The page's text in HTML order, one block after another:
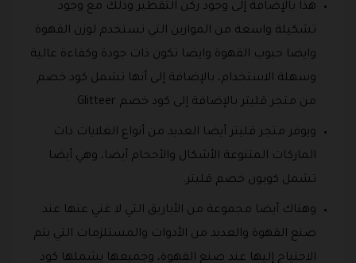
هذا بالإضافة إلى وجود ركن التقطير وذلك مع وجود
تشكيلة واسعة من الموازين التي تستخدم لوزن القهوة
وايضا حبوب القهوة وايضا تكون ذات جودة وكفاءة عالية
وسهلة الاستخدام، بالإضافة إلى أنها تشمل كود خصم
من متجر قليتر بالإضافة إلى كود خصم Glitteer.
ويوفر متجر قليتر أيضا العديد من أنواع الغلايات ذات
الماركات المتنوعة الأشكال والأحجام أيضا، وهي أيضا
تشمل كوبون خصم قليتر.
وهناك أيضا مجموعة من الأباريق التي لا غني عنها عند
صنع القهوة والعديد من الأدوات والمستلزمات التي يتم
الاحتياج إليها عند صنع القهوة، وجميعها يشملها كود